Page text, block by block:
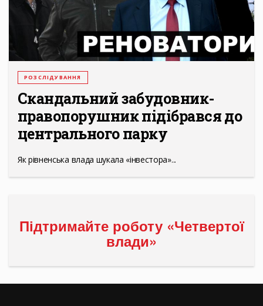
РОЗСЛІДУВАННЯ
Скандальний забудовник-
правопорушник підібрався до
центрального парку
Як рівненська влада шукала «інвестора»...
Підтримайте роботу «Четвертої
влади»